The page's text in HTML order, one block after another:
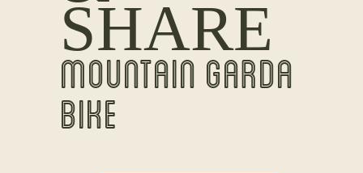
SHARE
MOUNTAIN GARDA
BIKE